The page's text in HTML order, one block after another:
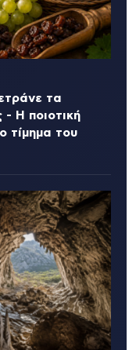
τα
Η ποιοτική
τίμημα του